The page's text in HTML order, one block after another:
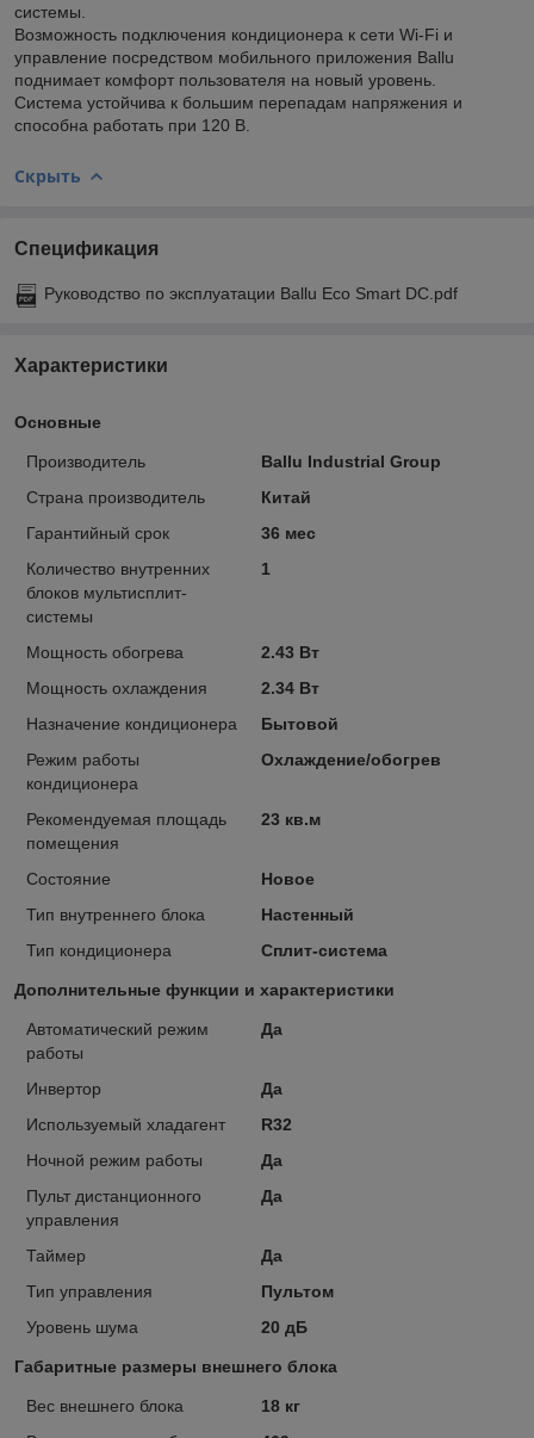
системы.
Возможность подключения кондиционера к сети Wi-Fi и
управление посредством мобильного приложения Ballu
поднимает комфорт пользователя на новый уровень.
Система устойчива к большим перепадам напряжения и
способна работать при 120 В.
Скрыть
Спецификация
Руководство по эксплуатации Ballu Eco Smart DC.pdf
Характеристики
Основные
Производитель
Ballu Industrial Group
Страна производитель
Китай
Гарантийный срок
36 мес
Количество внутренних
блоков мультисплит-
системы
1
Мощность обогрева
2.43 Вт
Мощность охлаждения
2.34 Вт
Назначение кондиционера
Бытовой
Режим работы
кондиционера
Охлаждение/обогрев
Рекомендуемая площадь
помещения
23 кв.м
Состояние
Новое
Тип внутреннего блока
Настенный
Тип кондиционера
Сплит-система
Дополнительные функции и характеристики
Автоматический режим
работы
Да
Инвертор
Да
Используемый хладагент
R32
Ночной режим работы
Да
Пульт дистанционного
управления
Да
Таймер
Да
Тип управления
Пультом
Уровень шума
20 дБ
Габаритные размеры внешнего блока
Вес внешнего блока
18 кг